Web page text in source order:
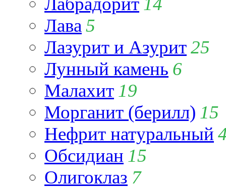
Лава 5
Лазурит и Азурит25
Лунный камень 6
Малахит 19
Морганит (берилл) 15
Нефрит натуральный
Обсидиан 15
Олигоклаз 7